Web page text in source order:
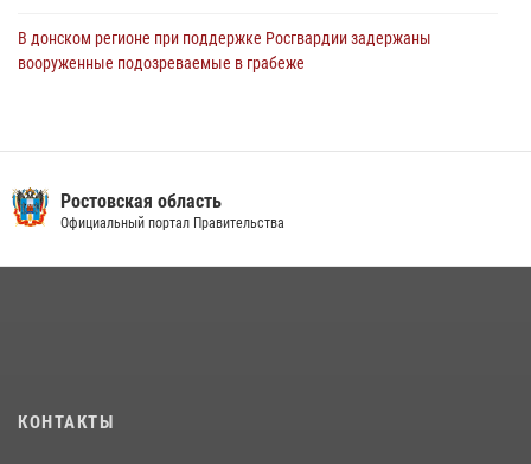
В донском регионе при поддержке Росгвардии задержаны
вооруженные подозреваемые в грабеже
15 июля 2026, 06:39 2
Ростовская область
Официальный портал Правительства
КОНТАКТЫ